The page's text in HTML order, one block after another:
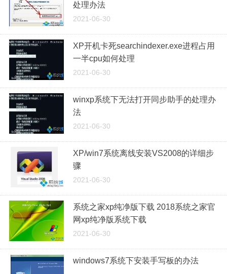
处理办法
2021-06-30
XP开机卡死searchindexer.exe进程占用
一半cpu如何处理
2021-06-30
winxp系统下无法打开同步助手的处理办
法
2021-06-30
XP/win7系统离线安装VS2008的详细步
骤
2021-06-30
系统之家xp纯净版下载 2018系统之家官
网xp纯净版系统下载
2021-06-30
windows7系统下安装手写板的办法